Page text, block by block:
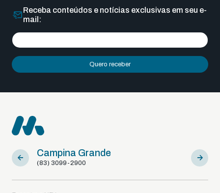
Receba conteúdos e notícias exclusivas em seu e-
mail:
Quero receber
Campina Grande
(83) 3099-2900
Sousa
(83)